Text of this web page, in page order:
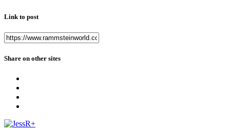
Link to post
Share on other sites